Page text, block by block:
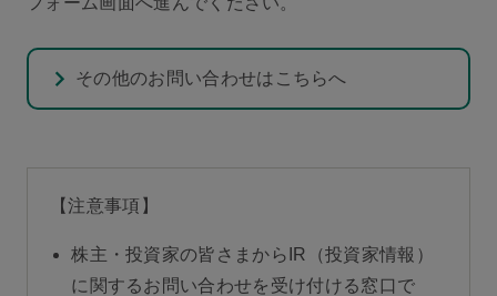
その他のお問い合わせはこちらへ
【注意事項】
株主・投資家の皆さまからIR（投資家情報）
に関するお問い合わせを受け付ける窓口で